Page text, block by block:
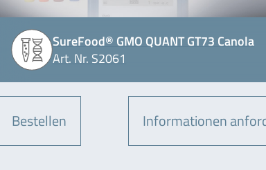
SureFood® GMO QUANT GT73 Canola
Art. Nr. S2061
Bestellen Informationen